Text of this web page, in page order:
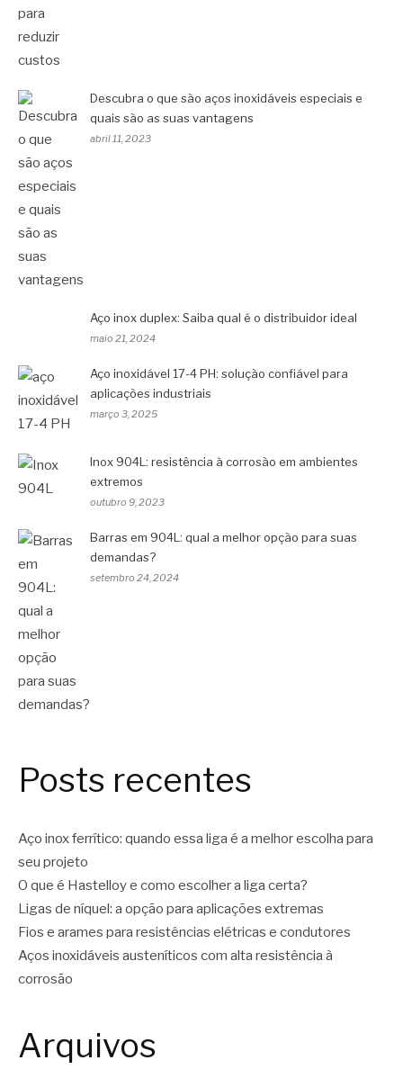
Descubra o que são aços inoxidáveis especiais e
quais são as suas vantagens
abril 11, 2023
Aço inox duplex: Saiba qual é o distribuidor ideal
maio 21, 2024
Aço inoxidável 17-4 PH: solução confiável para
aplicações industriais
março 3, 2025
Inox 904L: resistência à corrosão em ambientes
extremos
outubro 9, 2023
Barras em 904L: qual a melhor opção para suas
demandas?
setembro 24, 2024
Posts recentes
Aço inox ferrítico: quando essa liga é a melhor escolha para
seu projeto
O que é Hastelloy e como escolher a liga certa?
Ligas de níquel: a opção para aplicações extremas
Fios e arames para resistências elétricas e condutores
Aços inoxidáveis austeníticos com alta resistência à
corrosão
Arquivos